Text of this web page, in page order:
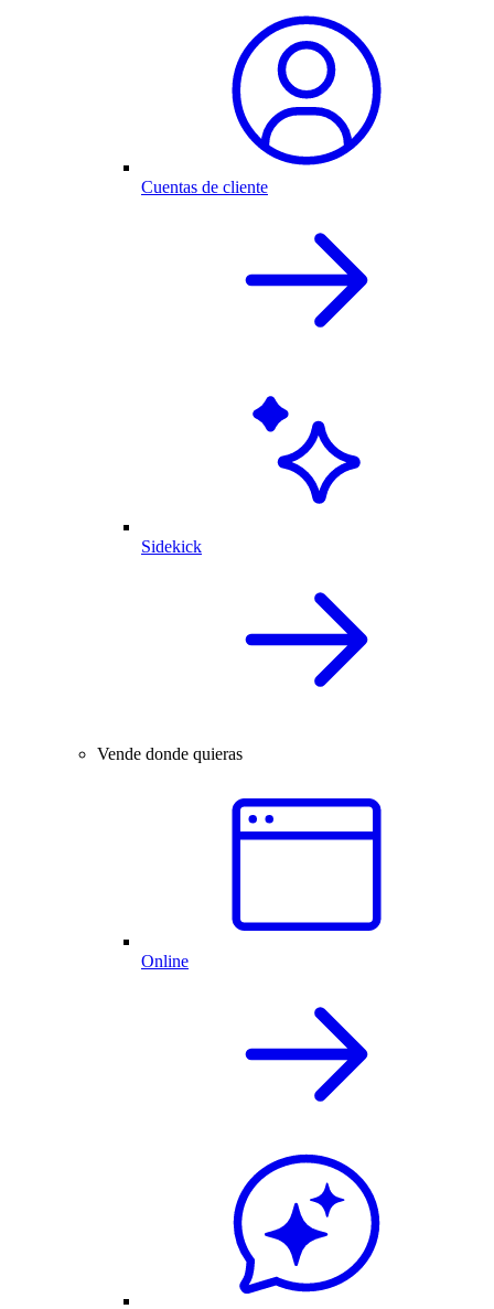
Cuentas de cliente
Sidekick
Vende donde quieras
Online